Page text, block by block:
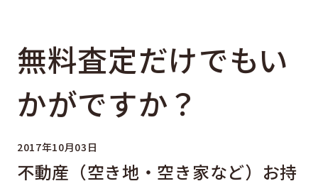
無料査定だけでもい
かがですか？
2017年10月03日
不動産（空き地・空き家など）お持